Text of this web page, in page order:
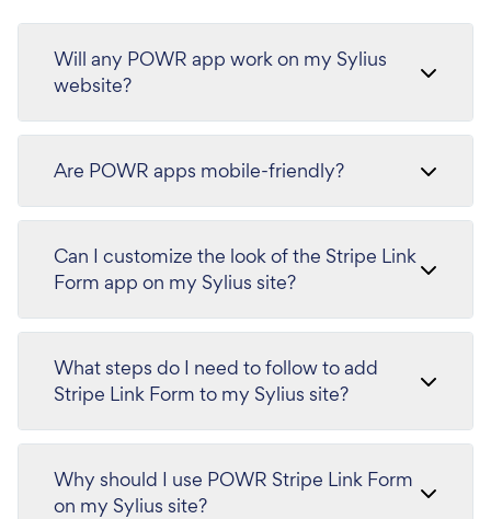
Will any POWR app work on my Sylius
website?
Are POWR apps mobile-friendly?
Can I customize the look of the Stripe Link
Form app on my Sylius site?
What steps do I need to follow to add
Stripe Link Form to my Sylius site?
Why should I use POWR Stripe Link Form
on my Sylius site?